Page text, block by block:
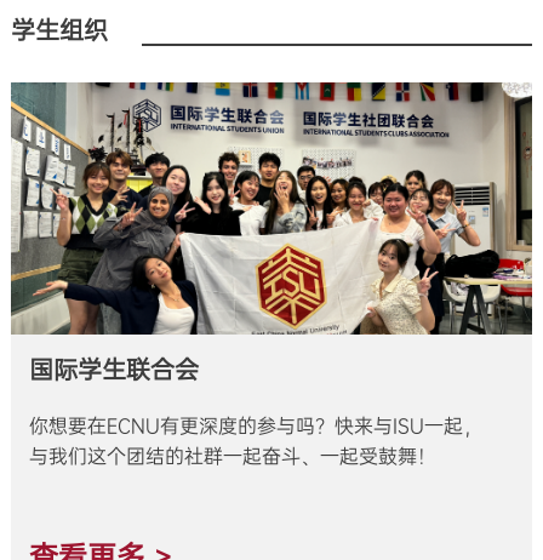
学生组织
国际学生联合会
你想要在ECNU有更深度的参与吗？快来与ISU一起，
与我们这个团结的社群一起奋斗、一起受鼓舞！